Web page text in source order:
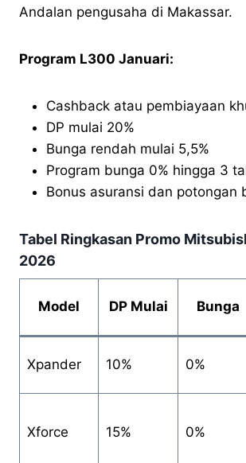
Andalan pengusaha di Makassar.
Program L300 Januari:
Cashback atau pembiayaan
DP mulai 20%
Bunga rendah mulai 5,5%
Program bunga 0% hingga 3
Bonus asuransi dan potongan
Tabel Ringkasan Promo
2026
Model DP Mulai Bunga
Xpander 10% 0%
Xforce 15% 0%